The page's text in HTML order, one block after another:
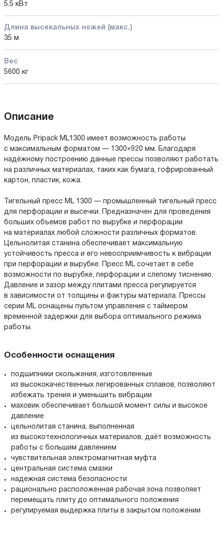
5.5 кВт
Длина высекальных ножей (макс.)
35 м
Вес
5600 кг
Описание
Модель Pripack ML1300 имеет возможность работы
с максимальным форматом — 1300×920 мм. Благодаря
надёжному построению данные прессы позволяют работать
на различных материалах, таких как бумага, гофрированный
картон, пластик, кожа.
Тигельный пресс ML 1300 — промышленный тигельный пресс
для перфорации и высечки. Предназначен для проведения
больших объемов работ по вырубке и перфорации
на материалах любой сложности различных форматов.
Цельнолитая станина обеспечивает максимальную
устойчивость пресса и его невосприимчивость к вибрации
при перфорации и вырубке. Пресс ML сочетает в себе
возможности по вырубке, перфорации и слепому тиснению.
Давление и зазор между плитами пресса регулируется
в зависимости от толщины и фактуры материала. Прессы
серии ML оснащены пультом управления с таймером
временной задержки для выбора оптимального режима
работы.
Особенности оснащения
подшипники скольжения, изготовленные
из высококачественных легированных сплавов, позволяют
избежать трения и уменьшить вибрации
маховик обеспечивает большой момент силы и высокое
давление
цельнолитая станина, выполненная
из высокотехнологичных материалов, даёт возможность
работы с большим давлением
чувствительная электромагнитная муфта
центральная система смазки
надежная система безопасности
рационально расположенная рабочая зона позволяет
перемещать плиту до оптимального положения
регулируемая выдержка плиты в закрытом положении